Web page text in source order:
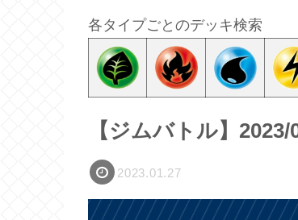
各タイプごとのデッキ検索
【ジムバトル】
2023.01.27